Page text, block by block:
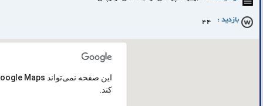
بازدید : 44
کند.